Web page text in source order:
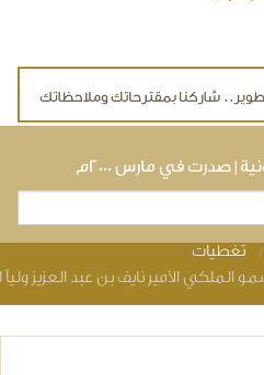
| صدرت في مارس ٢٠٠٠م
تغطيات
الأمير نايف بن عبد العزيز